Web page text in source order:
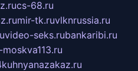
cs-68.ru
mir-tk.ruvlknrussia.ru
video-seks.rubankaribi.ru